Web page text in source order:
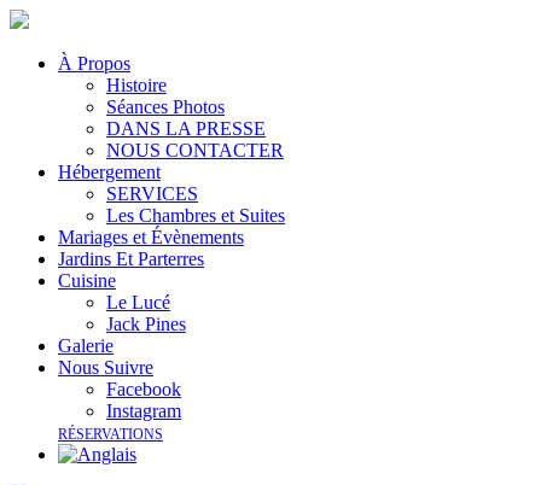
À Propos
Histoire
Séances Photos
DANS LA PRESSE
NOUS CONTACTER
Hébergement
SERVICES
Les Chambres et Suites
Mariages et Évènements
Jardins Et Parterres
Cuisine
Le Lucé
Jack Pines
Galerie
Nous Suivre
Facebook
Instagram
RÉSERVATIONS